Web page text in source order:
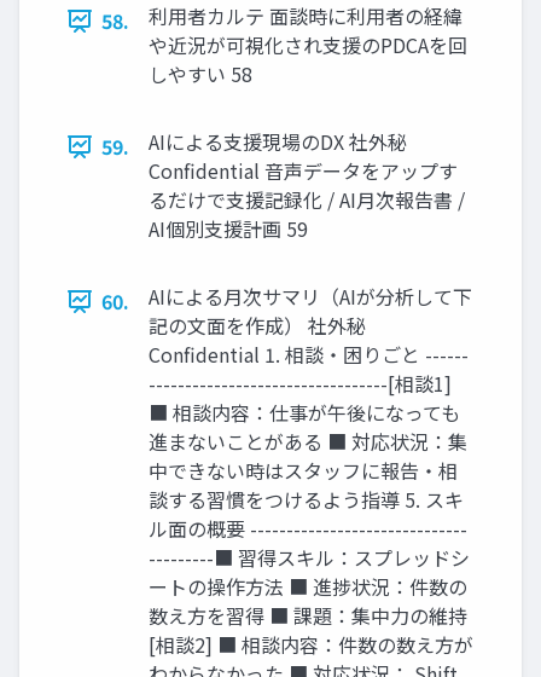
58.
利用者カルテ 面談時に利用者の経緯
や近況が可視化され支援のPDCAを回
しやすい 58
59.
AIによる支援現場のDX 社外秘
Confidential 音声データをアップす
るだけで支援記録化 / AI月次報告書 /
AI個別支援計画 59
60.
AIによる月次サマリ（AIが分析して下
記の文面を作成） 社外秘
Confidential 1. 相談・困りごと ------
---------------------------------[相談1]
■ 相談内容：仕事が午後になっても
進まないことがある ■ 対応状況：集
中できない時はスタッフに報告・相
談する習慣をつけるよう指導 5. スキ
ル面の概要 ------------------------------
---------■ 習得スキル：スプレッドシ
ートの操作方法 ■ 進捗状況：件数の
数え方を習得 ■ 課題：集中力の維持
[相談2] ■ 相談内容：件数の数え方が